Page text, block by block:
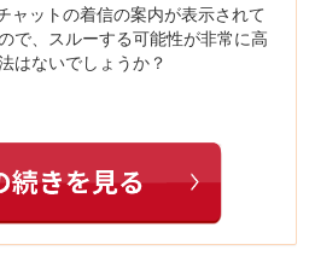
ットの着信の案内が表示されて
で、スルーする可能性が非常に高
はないでしょうか？